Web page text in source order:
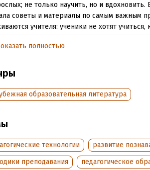
не только научить, но и
советы и материалы по самым важным
учителя: ученики не хотят
с детьми с особенностями развития,
как сделать ваши уроки
информация
329835
2016
Время
полностью
образовательная литература
технологии
развитие
преподавания
педагогическое